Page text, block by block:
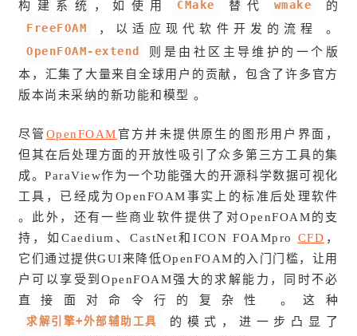
构建系统，如使用
CMake 替代 wmake
的
FreeFOAM
，以适应现代软件开发的流程 。
OpenFOAM-extend
则是由社区主导维护的一个版
本，汇集了大量来自全球用户的贡献，包含了许多官方
版本尚未采纳的新功能和模型 。
尽管 OpenFOAM 官方并未提供原生的图形用户界面，
但其在后处理方面的开放性吸引了众多第三方工具的集
成。ParaView作为一个功能强大的开源科学数据可视化
工具，已经成为OpenFOAM事实上的标准后处理软件
。此外，还有一些商业软件提供了对OpenFOAM的支
持，如Caedium、CastNet和ICON FOAMpro CFD ，
它们通过提供GUI来降低OpenFOAM的入门门槛，让用
户可以享受到OpenFOAM强大的求解能力，同时不必
直接面对命令行的复杂性 。这种
求解引擎+外部辅助工具
的模式，进一步凸显了